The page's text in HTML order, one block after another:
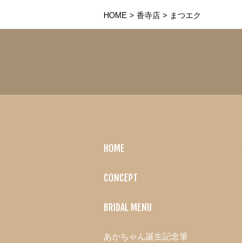
HOME > 香寺店 > まつエク
HOME
CONCEPT
BRIDAL MENU
あかちゃん誕生記念筆